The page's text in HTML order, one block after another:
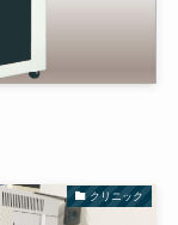
クリニック